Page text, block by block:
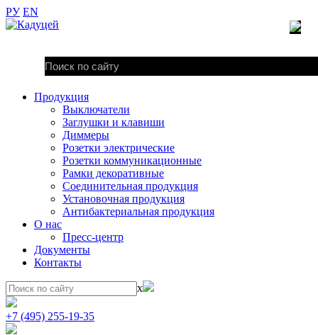
РУ EN
Продукция
Выключатели
Заглушки и клавиши
Диммеры
Розетки электрические
Розетки коммуникационные
Рамки декоративные
Соединительная продукция
Установочная продукция
Антибактериальная продукция
О нас
Пресс-центр
Документы
Контакты
x
+7 (495) 255-19-35